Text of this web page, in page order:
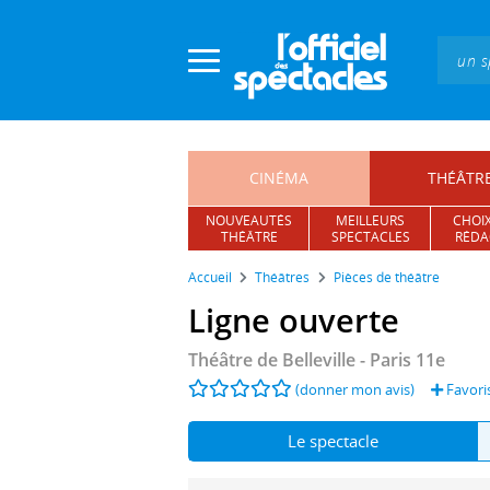
CINÉMA
NOUVEAUTÉS
THÉÂTRE
MEILLEURS
SPECTACLES
Accueil Théâtres Pièces de théâtre
Ligne ouverte
Théâtre de Belleville- Paris 11e
(donner mon avis)
Le spectacle